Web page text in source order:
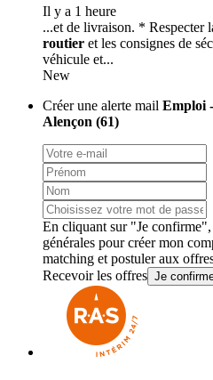
Il y a 1 heure
...et de livraison. * Respecter
routier et les consignes de
véhicule et...
New
Créer une alerte mail Emploi
Alençon (61)
En cliquant sur "Je confirme",
générales pour créer mon
matching et postuler aux
Recevoir les offres Je